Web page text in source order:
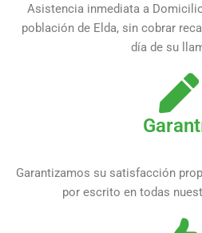
Asistencia inmediata a
población de Elda, sin cobrar
día de su
Garantizamos su satisfacción
por escrito en todas